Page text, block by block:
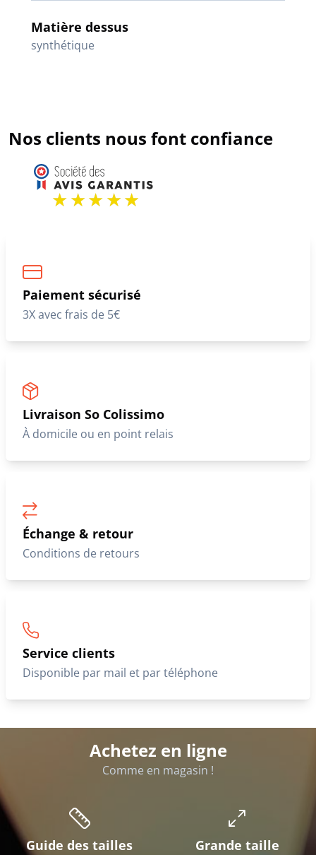
Matière dessus
synthétique
Nos clients nous font confiance
Paiement sécurisé
3X avec frais de 5€
Livraison So Colissimo
À domicile ou en point relais
Échange & retour
Conditions de retours
Service clients
Disponible par mail et par téléphone
Achetez en ligne
Comme en magasin !
Guide des tailles Grande taille